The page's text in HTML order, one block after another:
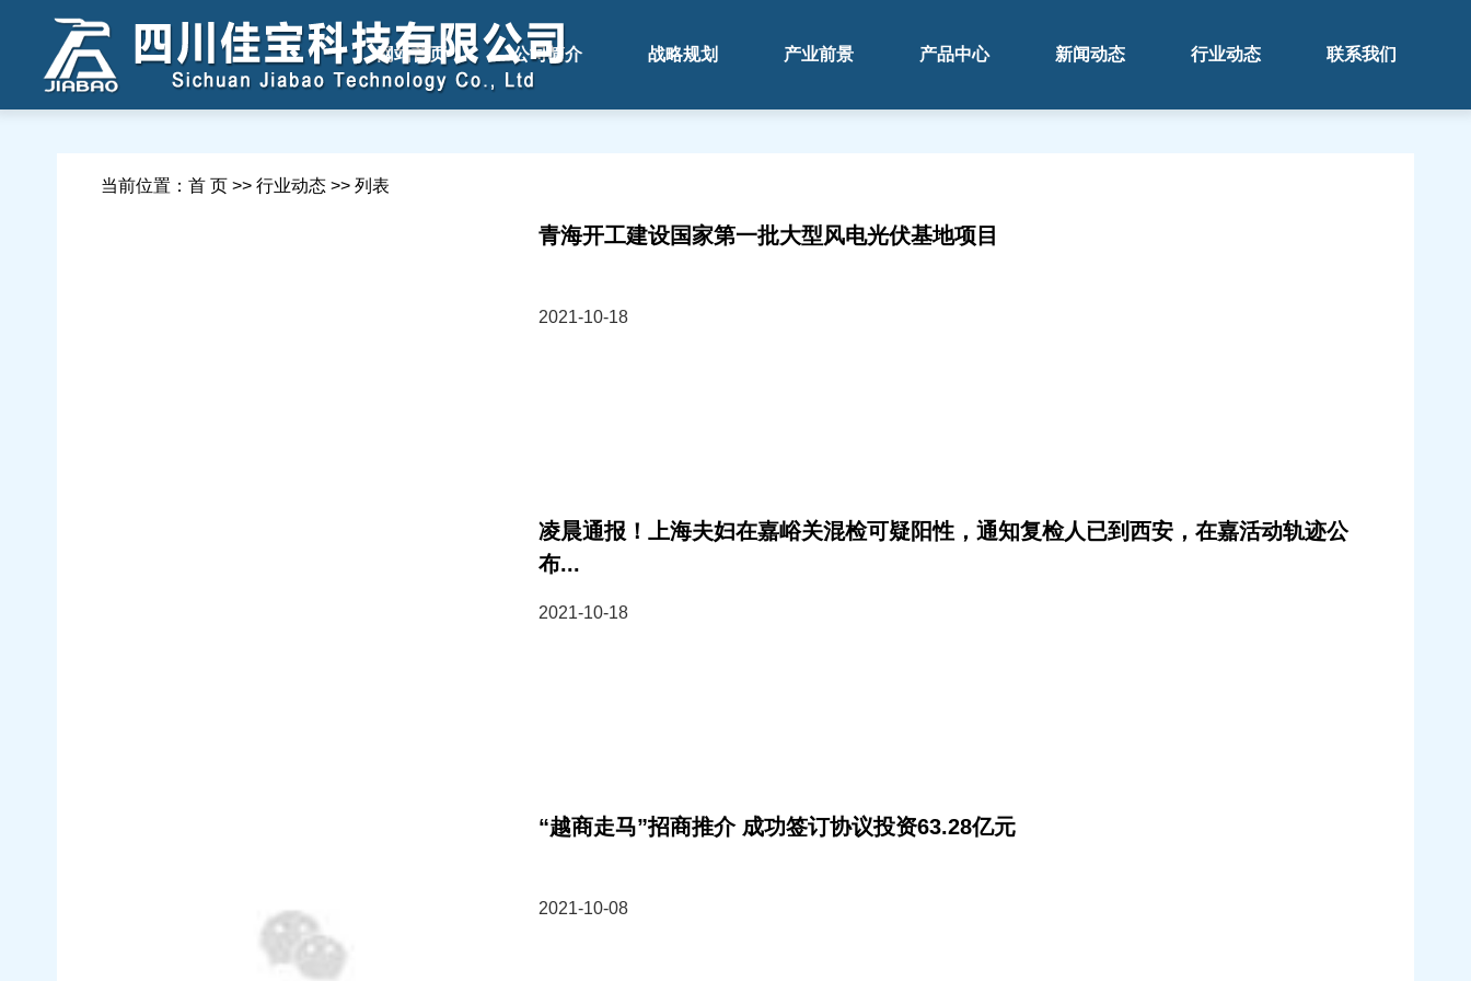
网站首页 公司简介 战略规划 产业前景 产品中心 新闻动态 行业动态 联系我们
当前位置：首 页 >> 行业动态 >> 列表
青海开工建设国家第一批大型风电光伏基地项目
2021-10-18
凌晨通报！上海夫妇在嘉峪关混检可疑阳性，通知复检人已到西安，在嘉活动轨迹公
布...
2021-10-18
“越商走马”招商推介 成功签订协议投资63.28亿元
2021-10-08